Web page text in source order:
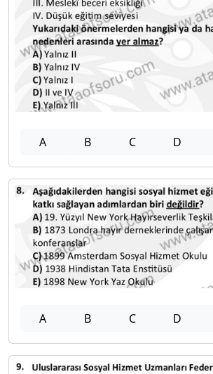
A B C D
A B C D